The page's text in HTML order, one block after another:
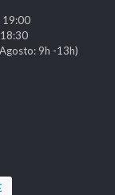
19:00
9h -13h)